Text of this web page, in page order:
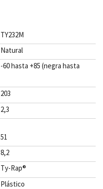
TY232M
Natural
-60 hasta +85 (negra hasta
203
2,3
51
8,2
Ty-Rap®
Plástico